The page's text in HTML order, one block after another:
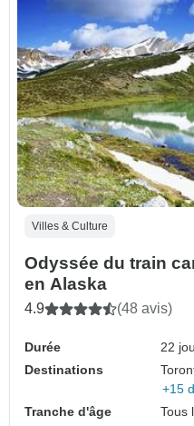
Villes & Culture
Odyssée du train
en Alaska
4.9 (48 avis)
Durée
22
Destinations
+15
Tranche d'âge
Tous